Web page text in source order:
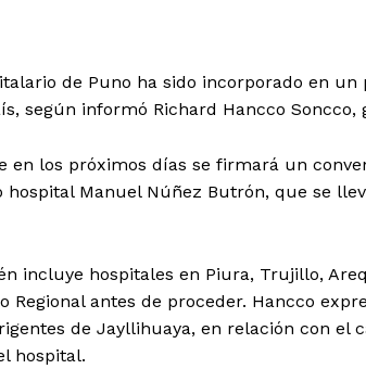
de Puno ha sido incorporado en
según informó Richard Hancco Soncco,
en los próximos días se firmará un
Manuel Núñez Butrón, que se
incluye hospitales en Piura, Trujillo,
Regional antes de proceder. Hancco
de Jayllihuaya, en relación con el
hospital.